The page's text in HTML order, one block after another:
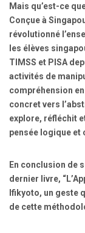
Mais qu’est-ce
Conçue à
révolutionné
les élèves
TIMSS et PISA
activités de
compréhension
concret vers
explore, réfléchit
pensée logique et
En conclusion de
dernier livre,
lfikyoto, un geste
de cette